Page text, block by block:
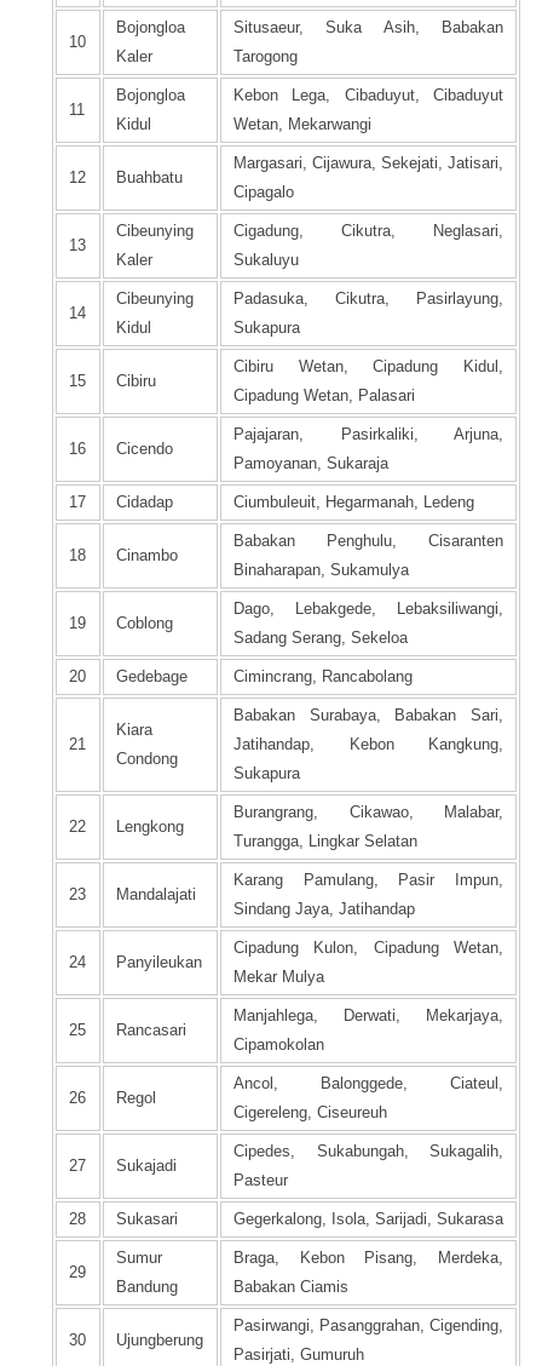
10
Bojongloa
Kaler
Situsaeur, Suka Asih, Babakan
Tarogong
11
Bojongloa
Kidul
Kebon Lega, Cibaduyut, Cibaduyut
Wetan, Mekarwangi
12 Buahbatu
Margasari, Cijawura, Sekejati, Jatisari,
Cipagalo
13
Cibeunying
Kaler
Cigadung, Cikutra, Neglasari,
Sukaluyu
14
Cibeunying
Kidul
Padasuka, Cikutra, Pasirlayung,
Sukapura
15 Cibiru
Cibiru Wetan, Cipadung Kidul,
Cipadung Wetan, Palasari
16 Cicendo
Pajajaran, Pasirkaliki, Arjuna,
Pamoyanan, Sukaraja
17 Cidadap Ciumbuleuit, Hegarmanah, Ledeng
18 Cinambo
Babakan Penghulu, Cisaranten
Binaharapan, Sukamulya
19 Coblong
Dago, Lebakgede, Lebaksiliwangi,
Sadang Serang, Sekeloa
20 Gedebage Cimincrang, Rancabolang
21
Kiara
Condong
Babakan Surabaya, Babakan Sari,
Jatihandap, Kebon Kangkung,
Sukapura
22 Lengkong
Burangrang, Cikawao, Malabar,
Turangga, Lingkar Selatan
23 Mandalajati
Karang Pamulang, Pasir Impun,
Sindang Jaya, Jatihandap
24 Panyileukan
Cipadung Kulon, Cipadung Wetan,
Mekar Mulya
25 Rancasari
Manjahlega, Derwati, Mekarjaya,
Cipamokolan
26 Regol
Ancol, Balonggede, Ciateul,
Cigereleng, Ciseureuh
27 Sukajadi
Cipedes, Sukabungah, Sukagalih,
Pasteur
28 Sukasari Gegerkalong, Isola, Sarijadi, Sukarasa
29
Sumur
Bandung
Braga, Kebon Pisang, Merdeka,
Babakan Ciamis
30 Ujungberung
Pasirwangi, Pasanggrahan, Cigending,
Pasirjati, Gumuruh